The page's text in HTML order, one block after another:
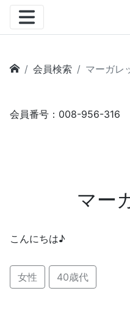
会員検索 マーガレ
会員番号：008-956-316
マー
こんにちは♪
女性 40歳代